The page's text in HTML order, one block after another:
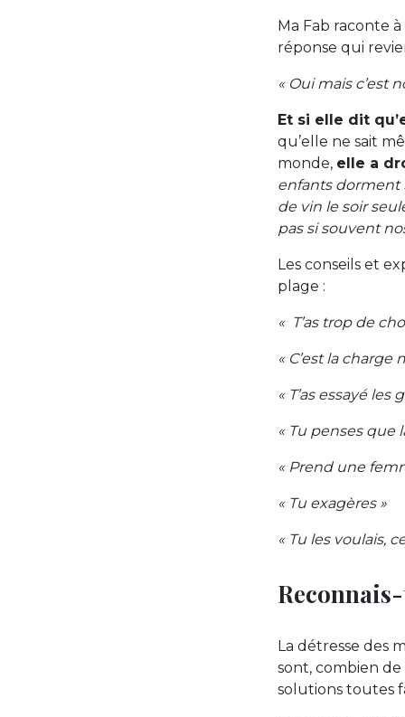
Ma Fab raconte
réponse qui
« Oui mais c’est
Et si elle dit
qu’elle ne sait
monde, elle a
enfants dorment
de vin le soir
pas si souvent
Les conseils et
plage :
« T’as trop de
« C’est la charge
« T’as essayé
« Tu penses que
« Prend une
« Tu exagères »
« Tu les voulais,
La détresse des
sont, combien de
solutions toutes